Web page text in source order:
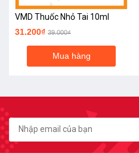
VMD Thuốc Nhỏ Tai 10ml
31.200₫ 39.000₫
Mua hàng